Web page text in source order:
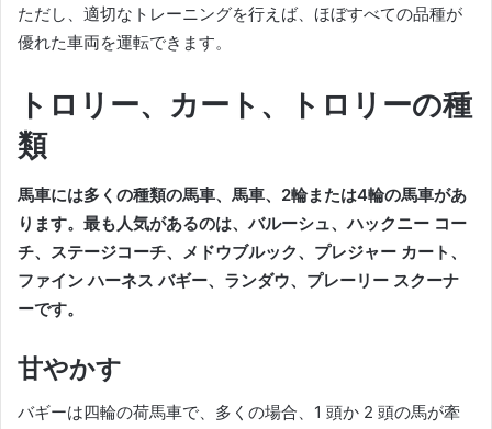
ただし、適切なトレーニングを行えば、ほぼすべての品種が
優れた車両を運転できます。
トロリー、カート、トロリーの種
類
馬車には多くの種類の馬車、馬車、2輪または4輪の馬車があ
ります。 最も人気があるのは、バルーシュ、ハックニー コー
チ、ステージコーチ、メドウブルック、プレジャー カート、
ファイン ハーネス バギー、ランダウ、プレーリー スクーナ
ーです。
甘やかす
バギーは四輪の荷馬車で、多くの場合、1 頭か 2 頭の馬が牽